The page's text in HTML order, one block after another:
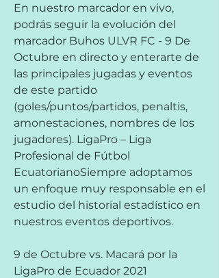
En nuestro marcador en vivo,
podrás seguir la evolución del
marcador Buhos ULVR FC - 9 De
Octubre en directo y enterarte de
las principales jugadas y eventos
de este partido
(goles/puntos/partidos, penaltis,
amonestaciones, nombres de los
jugadores). LigaPro – Liga
Profesional de Fútbol
EcuatorianoSiempre adoptamos
un enfoque muy responsable en el
estudio del historial estadístico en
nuestros eventos deportivos.
9 de Octubre vs. Macará por la
LigaPro de Ecuador 2021